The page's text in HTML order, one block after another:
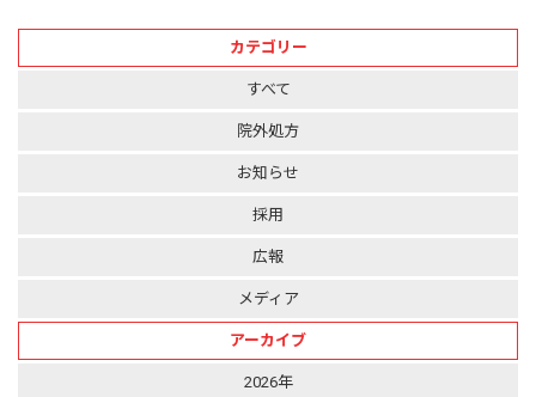
カテゴリー
すべて
院外処方
お知らせ
採用
広報
メディア
アーカイブ
2026年